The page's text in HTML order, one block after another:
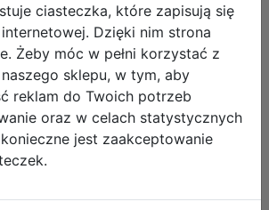
Zestaw Szkolny Pastel
Plecak F029832 + Piórnik
+ Worek F070832 +
+ Z18832
ciasteczka, które zapisują się
Dzięki nim strona
Żeby móc w pełni korzystać z
sklepu, w tym, aby
reklam do Twoich potrzeb
oraz w celach statystycznych
jest zaakceptowanie